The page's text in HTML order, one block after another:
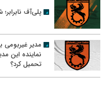
پلی‌آف
نماینده این
تحمیل کرد؟